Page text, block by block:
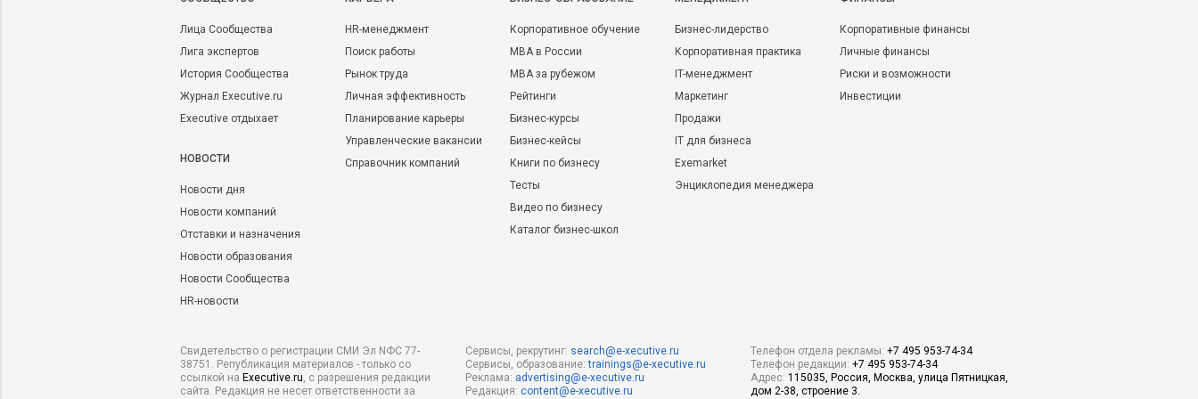
Лица Сообщества
Лига экспертов
История Сообщества
Журнал Executive.ru
Executive отдыхает
НОВОСТИ
Новости дня
Новости компаний
Отставки и назначения
Новости образования
Новости Сообщества
HR-новости
HR-менеджмент
Поиск работы
Рынок труда
Личная эффективность
Планирование карьеры
Управленческие вакансии
Справочник компаний
Корпоративное обучение
MBA в России
MBA за рубежом
Рейтинги
Бизнес-курсы
Бизнес-кейсы
Книги по бизнесу
Тесты
Видео по бизнесу
Каталог бизнес-школ
Бизнес-лидерство
Корпоративная практика
IT-менеджмент
Маркетинг
Продажи
IT для бизнеса
Exemarket
Энциклопедия менеджера
Корпоративные финансы
Личные финансы
Риски и возможности
Инвестиции
Свидетельство о регистрации СМИ Эл NФС 77-
38751. Републикация материалов - только со
ссылкой на Executive.ru, с разрешения редакции
сайта. Редакция не несет ответственности за
Сервисы, рекрутинг: search@e-xecutive.ru
Сервисы, образование:trainings@e-xecutive.ru
Реклама: advertising@e-xecutive.ru
Редакция: content@e-xecutive.ru
Телефон отдела рекламы: +7 495 953-74-34
Телефон редакции: +7 495 953-74-34
Адрес: 115035, Россия, Москва, улица Пятницкая,
дом 2-38, строение 3.